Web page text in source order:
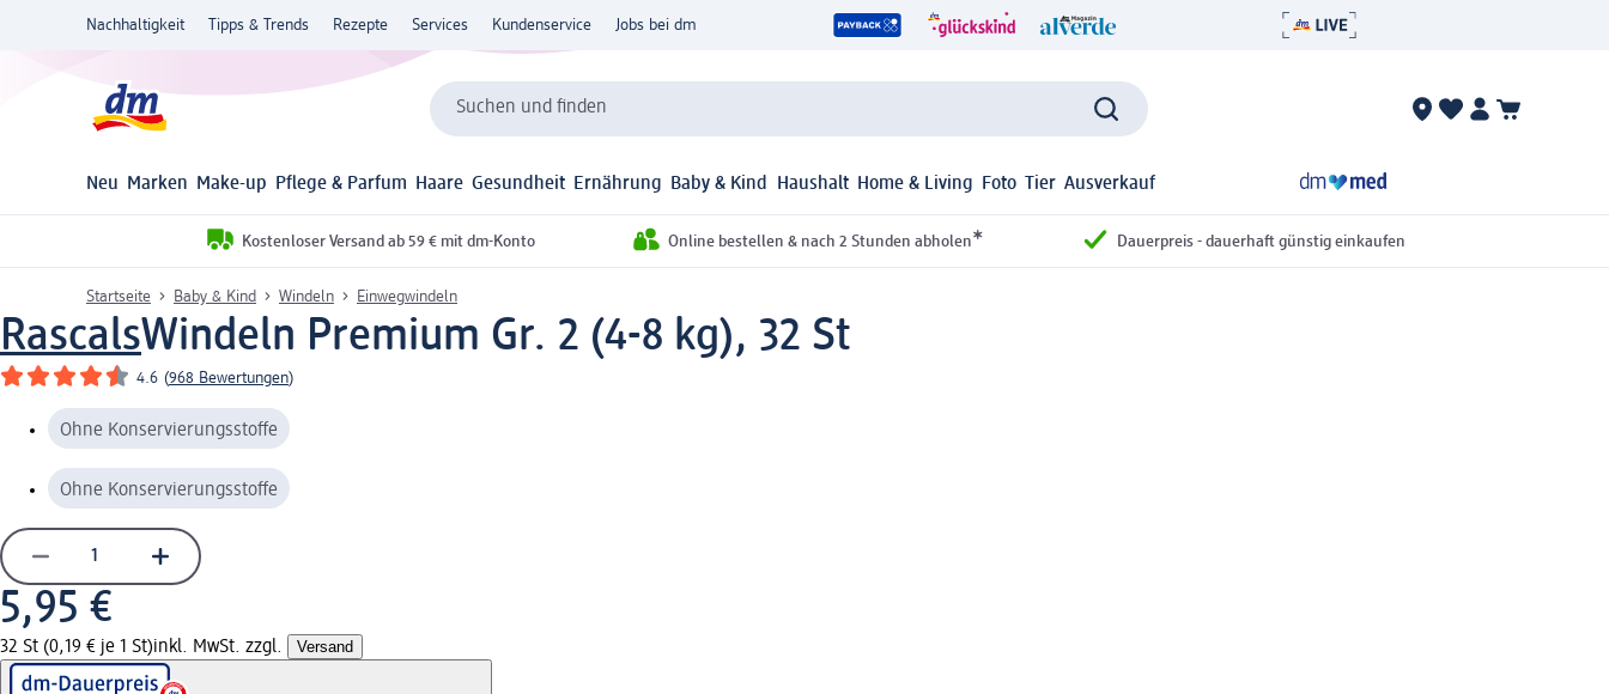
Nachhaltigkeit Tipps & Trends Rezepte Services Kundenservice Jobs bei dm
Suchen und finden
Neu Marken Make-up Pflege & Parfum Haare Gesundheit Ernährung Baby & Kind Haushalt Home & Living Foto Tier Ausverkauf
Kostenloser Versand ab 59 € mit dm-Konto Online bestellen & nach 2 Stunden abholen* Dauerpreis - dauerhaft günstig einkaufen
Startseite Baby & Kind Windeln Einwegwindeln
RascalsWindeln Premium Gr. 2 (4-8 kg), 32 St
4.6 (968 Bewertungen)
Ohne Konservierungsstoffe
Ohne Konservierungsstoffe
5,95 €
32 St (0,19 € je 1 St)inkl. MwSt. zzgl. Versand